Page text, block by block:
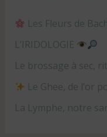
Les Fleurs de
L’IRIDOLOGIE
Le brossage à sec,
Le Ghee, de l’or
La Lymphe, notre